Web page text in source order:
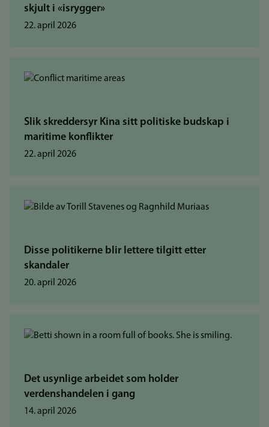
skjult i «isrygger»
22. april 2026
Slik skreddersyr Kina sitt politiske budskap i
maritime konflikter
22. april 2026
Disse politikerne blir lettere tilgitt etter
skandaler
20. april 2026
Det usynlige arbeidet som holder
verdenshandelen i gang
14. april 2026